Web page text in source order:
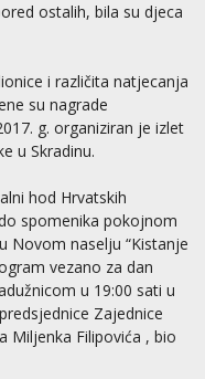
ostalih, bila su djeca
i različita natjecanja
su nagrade
g. organiziran je izlet
u Skradinu.
hod Hrvatskih
spomenika pokojnom
Novom naselju “Kistanje
vezano za dan
u 19:00 sati u
Zajednice
Miljenka Filipovića , bio